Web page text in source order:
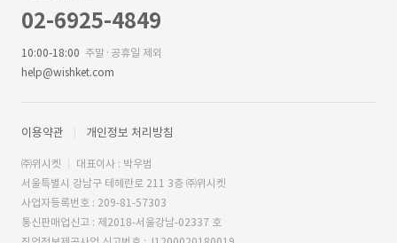
02-6925-4849
10:00-18:00 주말·공휴일 제외
help@wishket.com
이용약관 개인정보 처리방침
㈜위시켓
대표이사 : 박우범
서울특별시 강남구 테헤란로 211 3층 ㈜위시켓
사업자등록번호 : 209-81-57303
통신판매업신고 : 제2018-서울강남-02337 호